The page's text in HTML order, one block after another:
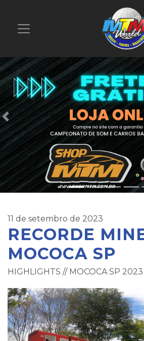
11 de setembro de 2023
RECORDE
MOCOCA SP
HIGHLIGHTS // MOCOCA SP 2023